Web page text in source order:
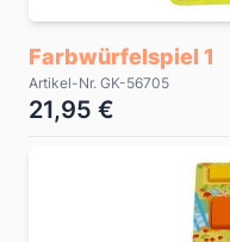
Farbwürfelspiel 1
Artikel-Nr. GK-56705
21,95 €